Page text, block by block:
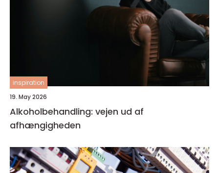
inspiration
19. May 2026
Alkoholbehandling: vejen ud af
afhængigheden